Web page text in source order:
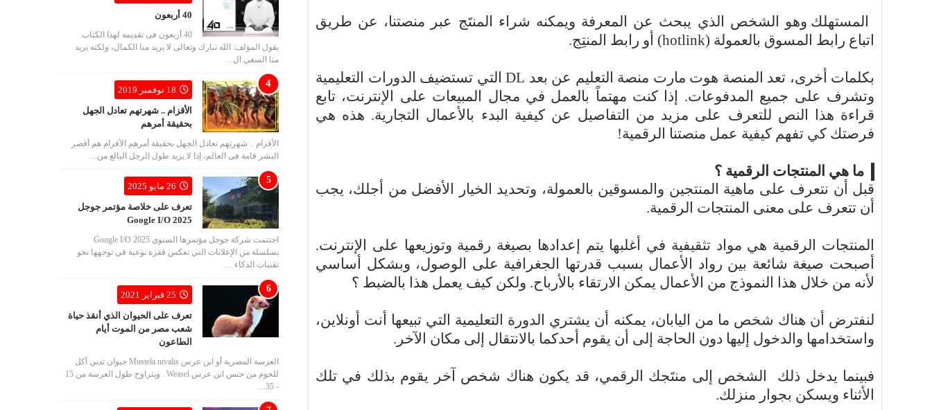
المستهلك وهو الشخص الذي يبحث عن المعرفة ويمكنه شراء المنتَج عبر منصتنا، عن طريق
اتباع رابط المسوق بالعمولة (hotlink) أو رابط المنتِج.
بكلمات أخرى، تعد المنصة هوت مارت منصة التعليم عن بعد DL التي تستضيف الدورات التعليمية
وتشرف على جميع المدفوعات. إذا كنت مهتماً بالعمل في مجال المبيعات على الإنترنت، تابع
قراءة هذا النص للتعرف على مزيد من التفاصيل عن كيفية البدء بالأعمال التجارية. هذه هي
فرصتك كي تفهم كيفية عمل منصتنا الرقمية!
ما هي المنتجات الرقمية ؟
قبل أن نتعرف على ماهية المنتجين والمسوقين بالعمولة، وتحديد الخيار الأفضل من أجلك، يجب
أن تتعرف على معنى المنتجات الرقمية.
المنتجات الرقمية هي مواد تثقيفية في أغلبها يتم إعدادها بصيغة رقمية وتوزيعها على الإنترنت.
أصبحت صيغة شائعة بين رواد الأعمال بسبب قدرتها الجغرافية على الوصول، وبشكل أساسي
لأنه من خلال هذا النموذج من الأعمال يمكن الارتقاء بالأرباح. ولكن كيف يعمل هذا بالضبط ؟
لنفترض أن هناك شخص ما من اليابان، يمكنه أن يشتري الدورة التعليمية التي تبيعها أنت أونلاين،
واستخدامها والدخول إليها دون الحاجة إلى أن يقوم أحدكما بالانتقال إلى مكان الآخر.
فبينما يدخل ذلك
الشخص إلى منتَجك الرقمي، قد يكون هناك شخص آخر يقوم بذلك في تلك
الأثناء ويسكن بجوار منزلك.
40 أربعون
40 أربعون فى تقديمه لهذا الكتاب
يقول المؤلف: الله تبارك وتعالى لا يريد منا الكمال، ولكنه يريد
منا السعي ال…
18 نوفمبر 2019
الأقزام .. شهرتهم تعادل الجهل
بحقيقة أمرهم
الأقزام .. شهرتهم تعادل الجهل بحقيقة أمرهم الأقزام هم أقصر
البشر قامة فى العالم، إذا لا يزيد طول الرجل البالغ من…
26 مايو 2025
تعرف على خلاصة مؤتمر جوجل
Google I/O 2025
اختتمت شركة جوجل مؤتمرها السنوي Google I/O 2025
بسلسلة من الإعلانات التي تعكس قفزة نوعية في توجهها نحو
تقنيات الذكاء …
25 فبراير 2021
تعرف على الحيوان الذي أنقذ حياة
شعب مصر من الموت أيام
الطاعون
العرسة المصرية أو ابن عرس Mustela nivalis حيوان ثديي آكل
للحوم من جنس ابن عرس Weasel . ويتراوح طول العرسة من 15
- 35…